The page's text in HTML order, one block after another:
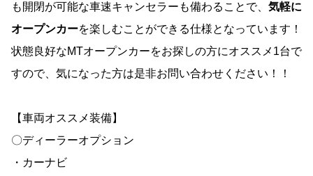
も開閉が可能な車速キャンセラーも備わることで、 気軽に
オープンカーを楽しむことができる仕様となっています！
状態良好なMTオープンカーをお探しの方にオススメ1台で
すので、気になった方は是非お問い合わせください！！
【車両オススメ装備】
〇ディーラーオプション
・カーナビ